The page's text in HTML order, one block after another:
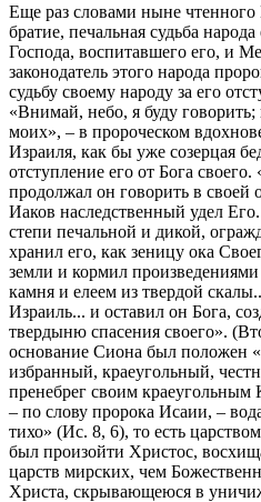
Еще раз словами ныне
братие, печальная судьба
Господа, воспитавшего его, и
законодатель этого народа
судьбу своему народу за его
«Внимай, небо, я буду
моих», – в пророческом
Израиля, как бы уже созерцая
отступление его от Бога
продолжал он говорить в своей
Иаков наследственный удел
степи печальной и дикой,
хранил его, как зеницу ока
земли и кормил
камня и елеем из твердой
Израиль... и оставил он Бога,
твердыню спасения своего».
основание Сиона был положен
избранный, краеугольный,
пренебрег своим
– по слову пророка Исаии, –
тихо» (Ис. 8, 6), то есть
был произойти Христос,
царств мирских, чем
Христа, скрывающеюся в